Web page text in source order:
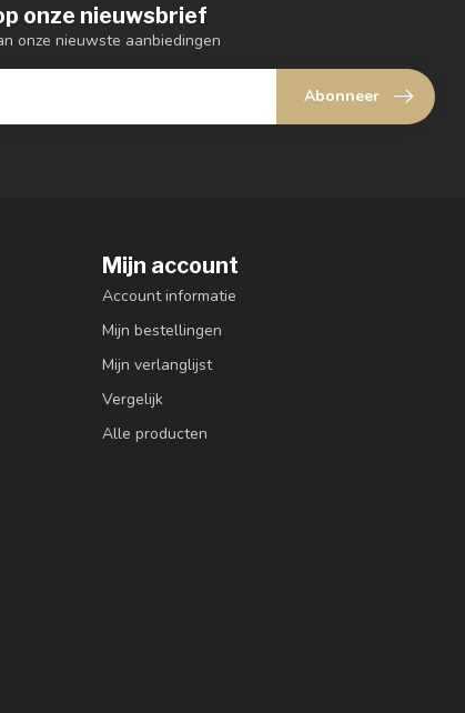
onze nieuwsbrief
onze nieuwste aanbiedingen
Abonneer
Mijn account
Account informatie
Mijn bestellingen
Mijn verlanglijst
Vergelijk
Alle producten